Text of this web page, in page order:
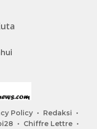
Policy
Redaksi
Chiffre Lettre